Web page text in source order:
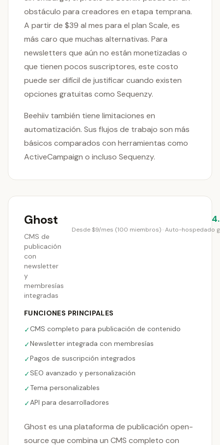
obstáculo para creadores en etapa temprana.
A partir de $39 al mes para el plan Scale, es
más caro que muchas alternativas. Para
newsletters que aún no están monetizadas o
que tienen pocos suscriptores, este costo
puede ser difícil de justificar cuando existen
opciones gratuitas como Sequenzy.
Beehiiv también tiene limitaciones en
automatización. Sus flujos de trabajo son más
básicos comparados con herramientas como
ActiveCampaign o incluso Sequenzy.
Ghost
CMS de
publicación
con
newsletter
y
membresías
integradas
Desde $9/mes (100 miembros) · Auto-hospedado
FUNCIONES PRINCIPALES
✓CMS completo para publicación de contenido
✓Newsletter integrada con membresías
✓Pagos de suscripción integrados
✓SEO avanzado y personalización
✓Tema personalizables
✓API para desarrolladores
Ghost es una plataforma de publicación open-
source que combina un CMS completo con